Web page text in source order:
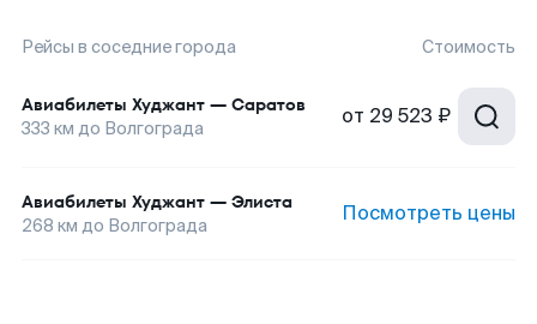
Рейсы в соседние города Стоимость
Авиабилеты Худжант — Саратов
333 км до Волгограда от 29 523 ₽
Авиабилеты Худжант — Элиста
268 км до Волгограда Посмотреть цены